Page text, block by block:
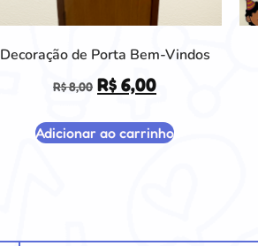
Decoração de Porta Bem-Vindos
R$8,00 R$ 6,00
Adicionar ao carrinho